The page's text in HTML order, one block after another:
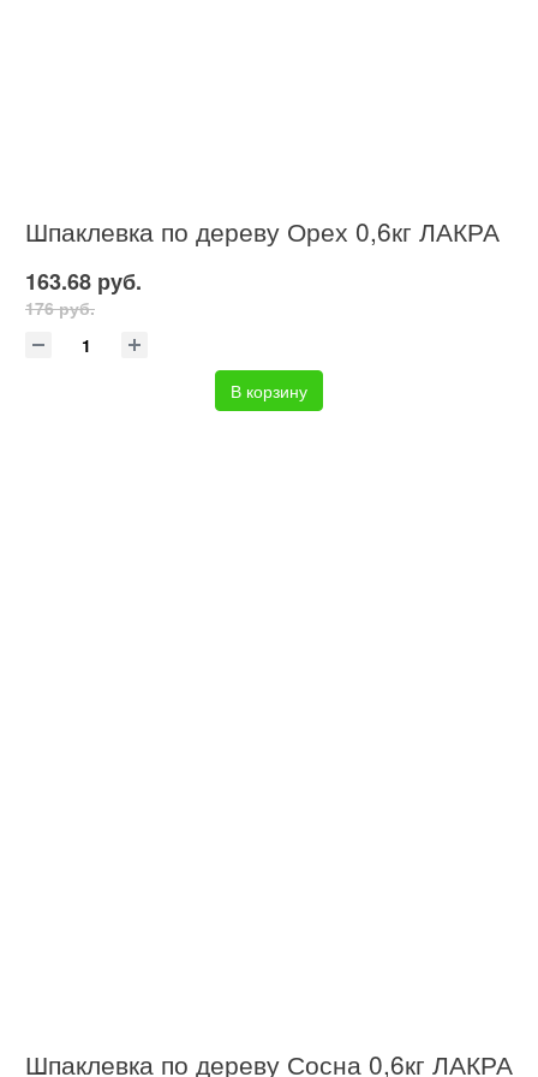
Шпаклевка по дереву Орех 0,6кг ЛАКРА
163.68 руб.
176 руб.
В корзину
Шпаклевка по дереву Сосна 0,6кг ЛАКРА